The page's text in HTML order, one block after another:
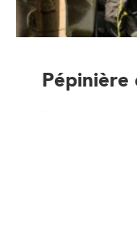
Pépinière